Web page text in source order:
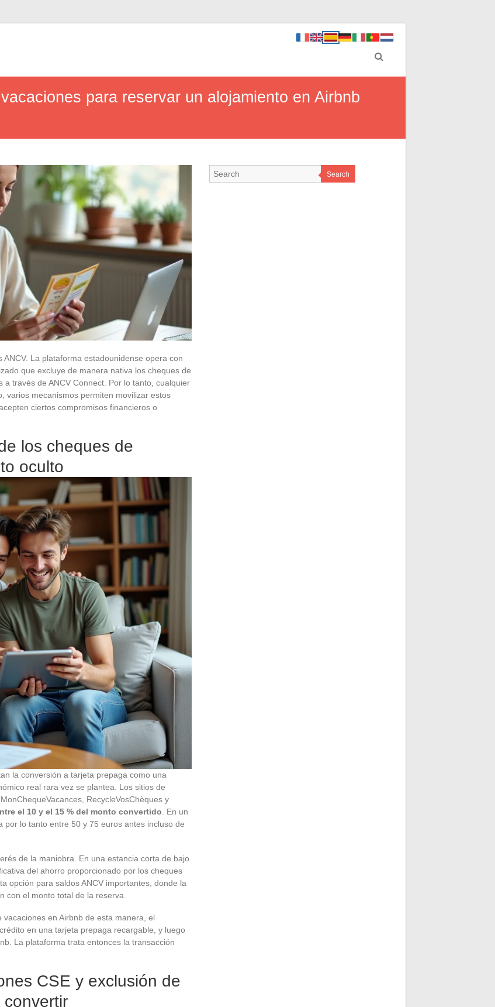
para reservar un alojamiento en Airbnb
La plataforma estadounidense opera con
que excluye de manera nativa los cheques de
través de ANCV Connect. Por lo tanto, cualquier
varios mecanismos permiten movilizar estos
ciertos compromisos financieros o
los cheques de
oculto
la conversión a tarjeta prepaga como una
real rara vez se plantea. Los sitios de
RecycleVosChèques y
el 10 y el 15 % del monto convertido. En un
por lo tanto entre 50 y 75 euros antes incluso de
de la maniobra. En una estancia corta de bajo
del ahorro proporcionado por los cheques
opción para saldos ANCV importantes, donde la
con el monto total de la reserva.
en Airbnb de esta manera, el
en una tarjeta prepaga recargable, y luego
La plataforma trata entonces la transacción
CSE y exclusión de
Search